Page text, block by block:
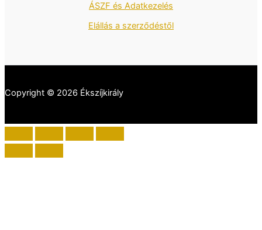
ÁSZF és Adatkezelés
Elállás a szerződéstől
Copyright © 2026 Ékszíjkirály